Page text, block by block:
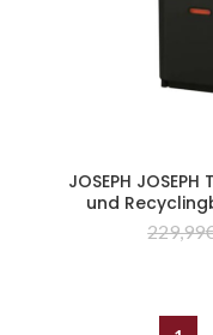
JOSEPH
und
229,99